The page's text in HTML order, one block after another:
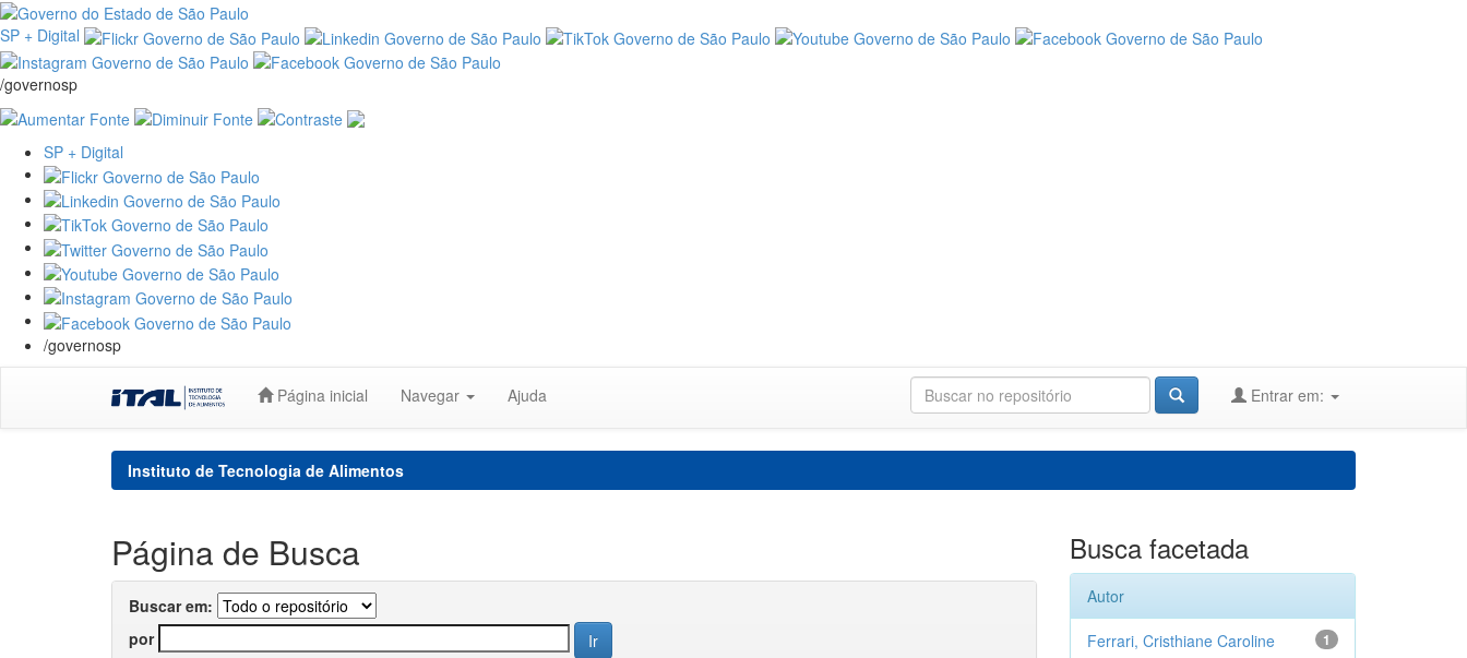
SP + Digital
/governosp
SP + Digital
/governosp
Página inicial Navegar Ajuda Entrar em:
Instituto de Tecnologia de Alimentos
Página de Busca
Buscar em:
por
Busca facetada
Autor
1
Ferrari, Cristhiane Caroline